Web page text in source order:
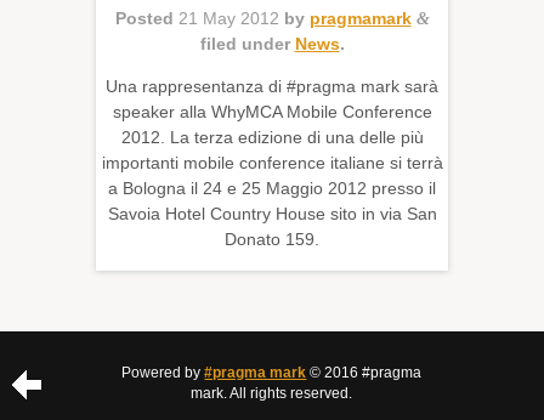
Posted 21 May 2012 by pragmamark &
filed under News.
Una rappresentanza di #pragma mark sarà
speaker alla WhyMCA Mobile Conference
2012. La terza edizione di una delle più
importanti mobile conference italiane si terrà
a Bologna il 24 e 25 Maggio 2012 presso il
Savoia Hotel Country House sito in via San
Donato 159.
Powered by#pragma mark © 2016 #pragma
mark. All rights reserved.